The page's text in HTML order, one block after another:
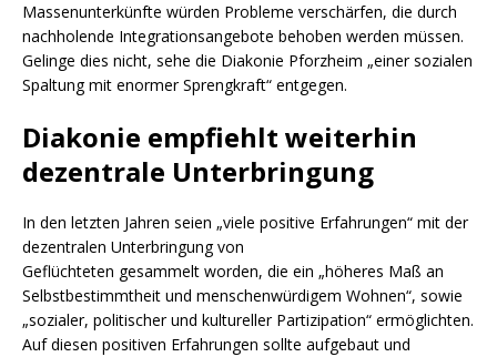
Massenunterkünfte würden Probleme verschärfen, die durch
nachholende Integrationsangebote behoben werden müssen.
Gelinge dies nicht, sehe die Diakonie Pforzheim „einer sozialen
Spaltung mit enormer Sprengkraft“ entgegen.
Diakonie empfiehlt weiterhin
dezentrale Unterbringung
In den letzten Jahren seien „viele positive Erfahrungen“ mit der
dezentralen Unterbringung von
Geflüchteten gesammelt worden, die ein „höheres Maß an
Selbstbestimmtheit und menschenwürdigem Wohnen“, sowie
„sozialer, politischer und kultureller Partizipation“ ermöglichten.
Auf diesen positiven Erfahrungen sollte aufgebaut und